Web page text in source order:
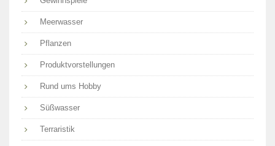
Meerwasser
Pflanzen
Produktvorstellungen
Rund ums Hobby
Süßwasser
Terraristik